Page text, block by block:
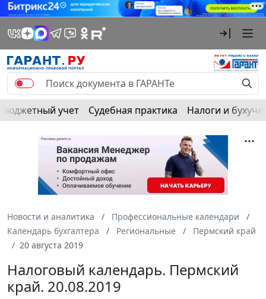
Бюджетный учет Судебная практика Налоги и
Новости и аналитика
Профессиональные календари
Календарь бухгалтера
Региональные
Пермский край
20 августа 2019
Налоговый календарь. Пермский
край. 20.08.2019